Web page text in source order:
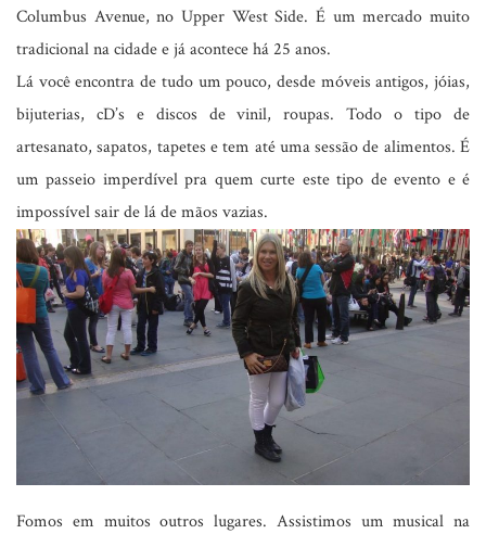
Columbus Avenue, no Upper West Side. É um mercado muito
tradicional na cidade e já acontece há 25 anos.
Lá você encontra de tudo um pouco, desde móveis antigos, jóias,
bijuterias, cD’s e discos de vinil, roupas. Todo o tipo de
artesanato, sapatos, tapetes e tem até uma sessão de alimentos. É
um passeio imperdível pra quem curte este tipo de evento e é
impossível sair de lá de mãos vazias.
Fomos em muitos outros lugares. Assistimos um musical na